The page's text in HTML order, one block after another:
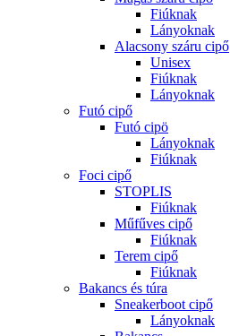
Fiúknak
Lányoknak
Alacsony száru cipő
Unisex
Fiúknak
Lányoknak
Futó cipő
Futó cipö
Lányoknak
Fiúknak
Foci cipő
STOPLIS
Fiúknak
Műfűves cipő
Fiúknak
Terem cipő
Fiúknak
Bakancs és túra
Sneakerboot cipő
Lányoknak